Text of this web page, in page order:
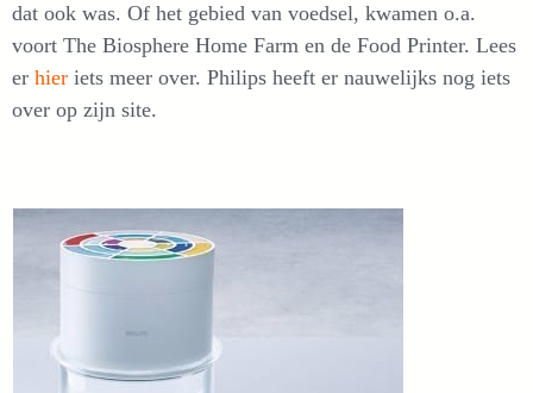
dat ook was. Of het gebied van voedsel, kwamen o.a.
voort The Biosphere Home Farm en de Food Printer. Lees
er hier iets meer over. Philips heeft er nauwelijks nog iets
over op zijn site.